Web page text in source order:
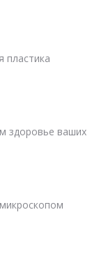
пластика
здоровье ваших